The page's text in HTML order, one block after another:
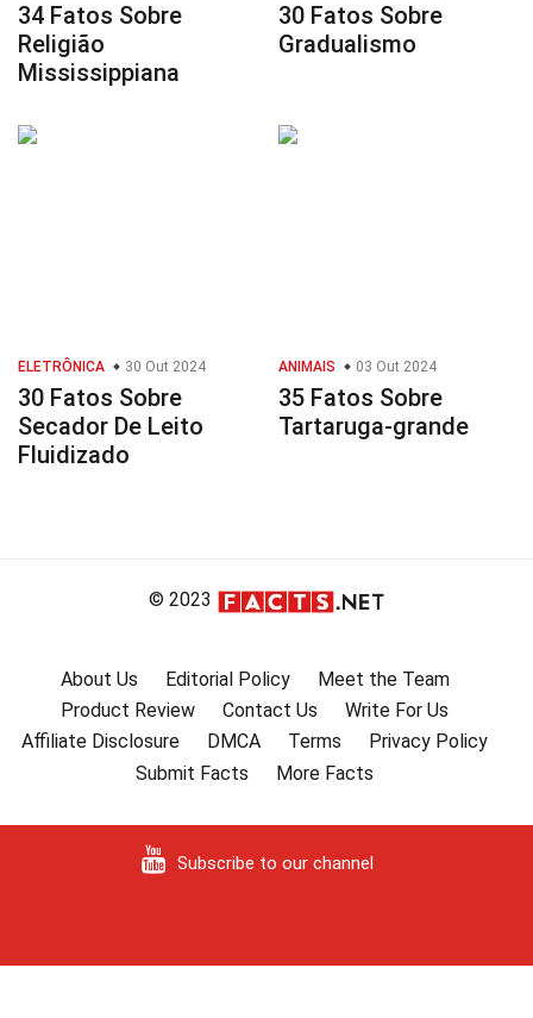
34 Fatos Sobre
Religião
Mississippiana
30 Fatos Sobre
Gradualismo
ELETRÔNICA 30 Out 2024
30 Fatos Sobre
Secador De Leito
Fluidizado
ANIMAIS 03 Out 2024
35 Fatos Sobre
Tartaruga-grande
© 2023
About Us Editorial Policy
Meet the Team
Product Review
Contact Us
Write For Us
Affiliate Disclosure
DMCA Terms
Privacy Policy
Submit Facts
More Facts
Subscribe to our channel